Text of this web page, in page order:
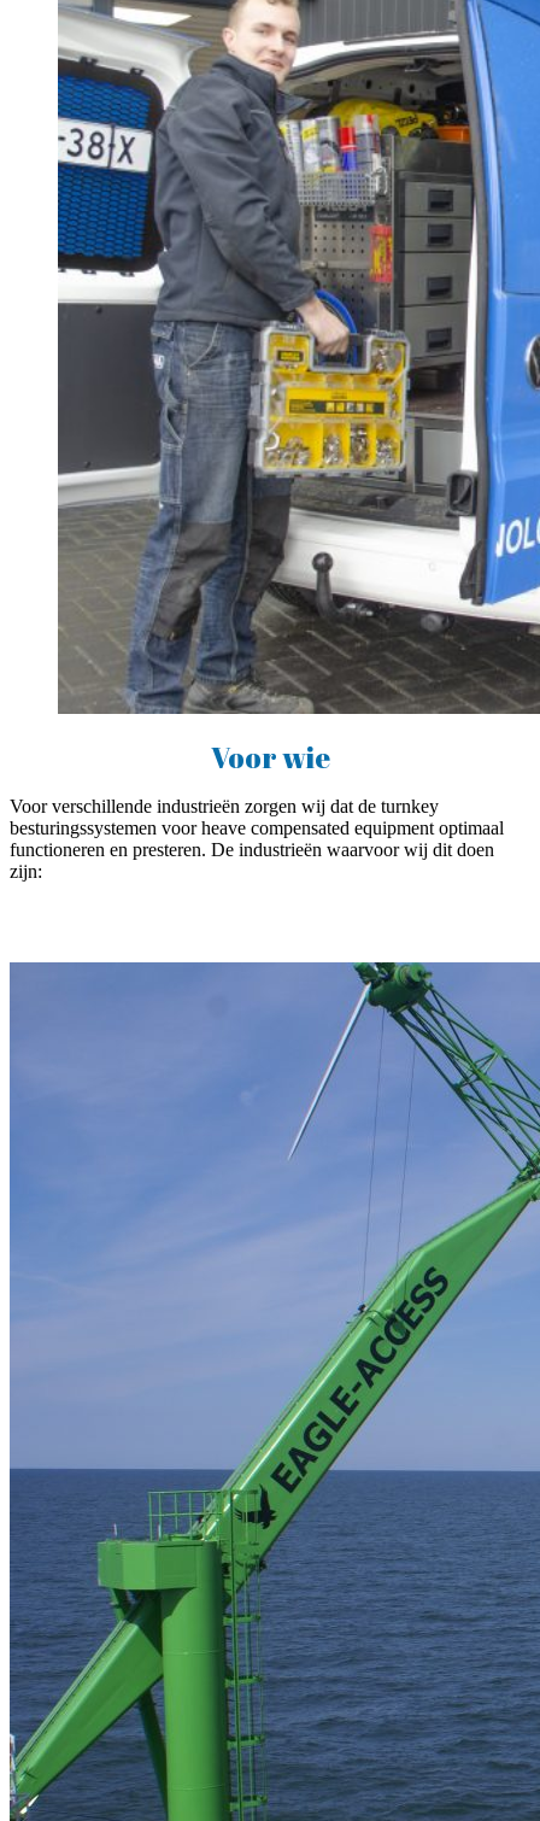
Voor wie
Voor verschillende industrieën zorgen wij dat de turnkey
besturingssystemen voor heave compensated equipment optimaal
functioneren en presteren. De industrieën waarvoor wij dit doen
zijn: